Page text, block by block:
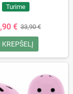
Turime
€ 33,90 €
KREPŠELĮ